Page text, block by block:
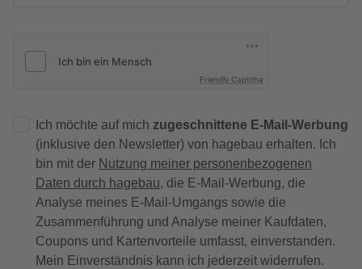
Friendly Captcha
Ich möchte auf mich zugeschnittene E-Mail-Werbung
(inklusive den Newsletter) von hagebau erhalten. Ich
bin mit der Nutzung meiner personenbezogenen
Daten durch hagebau, die E-Mail-Werbung, die
Analyse meines E-Mail-Umgangs sowie die
Zusammenführung und Analyse meiner Kaufdaten,
Coupons und Kartenvorteile umfasst, einverstanden.
Mein Einverständnis kann ich jederzeit widerrufen.